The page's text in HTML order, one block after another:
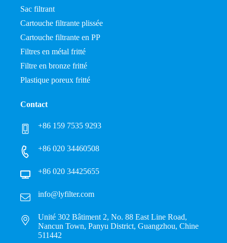
Sac filtrant
Cartouche filtrante plissée
Cartouche filtrante en PP
Filtres en métal fritté
Filtre en bronze fritté
Plastique poreux fritté
Contact
+86 159 7535 9293
+86 020 34460508
+86 020 34425655
info@lyfilter.com
Unité 302 Bâtiment 2, No. 88 East Line Road,
Nancun Town, Panyu District, Guangzhou, Chine
511442